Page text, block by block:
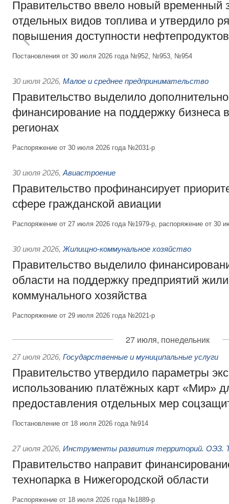
Правительство ввело новый временный
отдельных видов топлива и утвердило
повышения доступности нефтепродуктов
Постановления от 30 июля 2026 года №952, №953, №954
30 июля 2026, Малое и среднее предпринимательство
Правительство выделило
финансирование на поддержку бизнеса
регионах
Распоряжение от 30 июля 2026 года №2031-р
30 июля 2026, Авиастроение
Правительство профинансирует
сфере гражданской авиации
Распоряжение от 27 июля 2026 года №1979-р, распоряжение от 30
30 июля 2026, Жилищно-коммунальное хозяйство
Правительство выделило
области на поддержку предприятий
коммунального хозяйства
Распоряжение от 29 июля 2026 года №2021-р
27 июля, понедельник
27 июля 2026, Государственные и муниципальные услуги
Правительство утвердило параметры
использованию платёжных карт «Мир»
предоставления отдельных мер
Постановление от 18 июля 2026 года №914
27 июля 2026, Инструменты развития территорий. ОЭЗ.
Правительство направит
технопарка в Нижегородской области
Распоряжение от 18 июля 2026 года №1889-р